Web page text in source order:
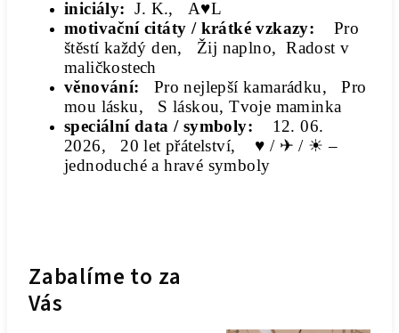
iniciály:J. K., A♥L
motivační citáty / krátké vzkazy:
Pro
štěstí každý den, Žij naplno, Radost v
maličkostech
věnování: Pro nejlepší kamarádku, Pro
mou lásku, S láskou, Tvoje maminka
speciální data / symboly: 12. 06.
2026, 20 let přátelství, ♥ / ✈ / ☀ –
jednoduché a hravé symboly
Zabalíme to za
Vás